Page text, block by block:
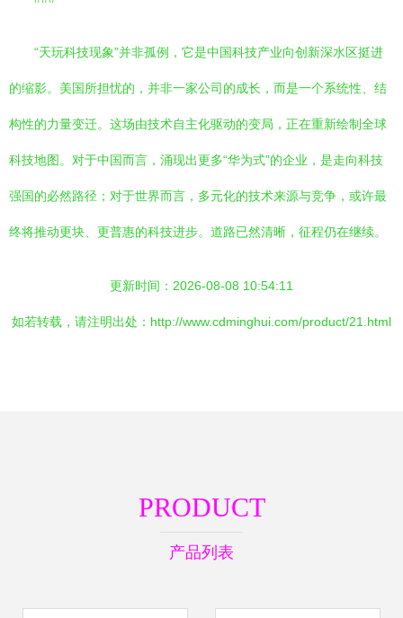
“天玩科技现象”并非孤例，它是中国科技产业向创新深水区挺进
的缩影。美国所担忧的，并非一家公司的成长，而是一个系统性、结
构性的力量变迁。这场由技术自主化驱动的变局，正在重新绘制全球
科技地图。对于中国而言，涌现出更多“华为式”的企业，是走向科技
强国的必然路径；对于世界而言，多元化的技术来源与竞争，或许最
终将推动更块、更普惠的科技进步。道路已然清晰，征程仍在继续。
更新时间：2026-08-08 10:54:11
如若转载，请注明出处：http://www.cdminghui.com/product/21.html
PRODUCT
产品列表